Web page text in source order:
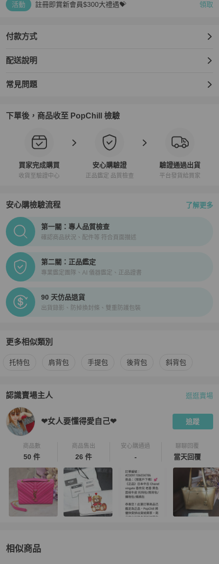
活動 註冊即賞新會員$300大禮遇💝 領取
付款方式
配送說明
常見問題
下單後，商品收至 PopChill 檢驗
買家完成購買
收貨至驗證中心
安心購驗證
正品鑑定 品質檢查
驗證通過出貨
平台發貨給買家
安心購檢驗流程 了解更多
PopChill拍拍圈正品驗證、安心購檢驗流程介紹
第一關：專人品質檢查
確認商品狀況、配件等 符合頁面描述
第二關：正品鑑定
專業鑑定團隊、AI 儀器鑑定、正品證書
90 天仿品退貨
出貨錄影、防掉換封條、雙重防護包裝
更多相似類別
更多Michael Kors女包 相似商品推薦
托特包 肩背包 手提包 後背包 斜背包
認識賣場主人
PopChill 拍拍圈嚴選賣家
逛逛賣場
❤女人要懂得愛自己❤ 追蹤
商品數
50 件
商品售出
26 件
安心購通過
-
聊聊回覆
當天回覆
相似商品